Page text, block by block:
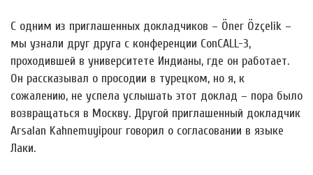
С одним из приглашенных докладчиков – Öner Özçelik –
мы узнали друг друга с конференции ConCALL-3,
проходившей в университете Индианы, где он работает.
Он рассказывал о просодии в турецком, но я, к
сожалению, не успела услышать этот доклад – пора было
возвращаться в Москву. Другой приглашенный докладчик
Arsalan Kahnemuyipour говорил о согласовании в языке
Лаки.